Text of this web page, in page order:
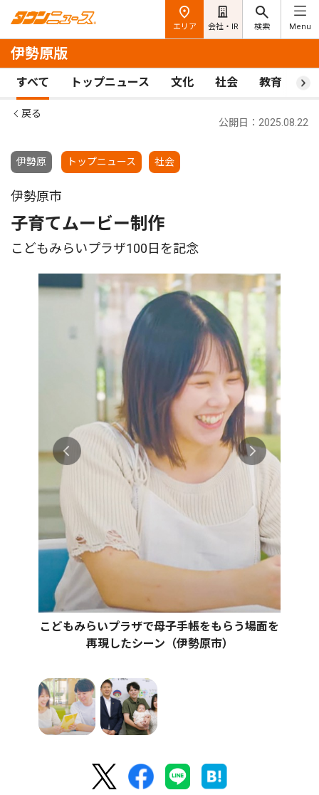
エリア 会社・IR 検索 Menu
伊勢原版
すべて トップニュース 文化 社会 教育 ス
戻る
伊勢原 トップニュース 社会
公開日：2025.08.22
伊勢原市
子育てムービー制作
こどもみらいプラザ100日を記念
こどもみらいプラザで母子手帳をもらう場面を
再現したシーン（伊勢原市）